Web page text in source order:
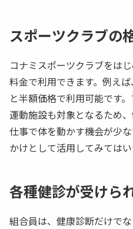
スポーツクラブの
コナミスポーツクラブをは
料金で利用できます。例え
と半額価格で利用可能です
運動施設も対象となるため
仕事で体を動かす機会が少
かけとして活用してみてはい
各種健診が受けら
組合員は、健康診断だけで